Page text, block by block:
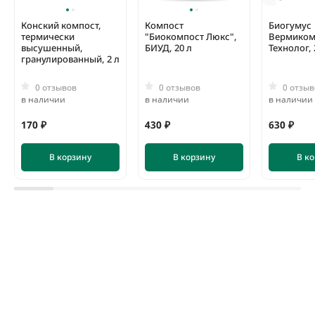
Конский компост,
термически
высушенный,
гранулированный, 2 л
0 отзывов
в наличии
170 ₽
В корзину
Компост
"Биокомпост Люкс",
БИУД, 20 л
0 отзывов
в наличии
430 ₽
В корзину
Биогумус
Технолог,
0
в наличии
630 ₽
В